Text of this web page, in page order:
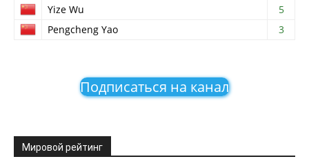
Yize Wu
5
Pengcheng Yao
3
Подписаться на канал
Мировой рейтинг